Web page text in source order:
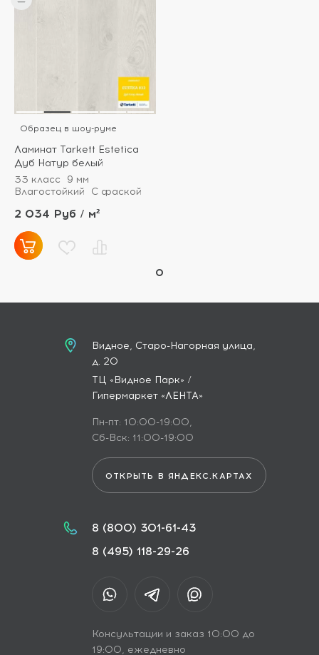
Образец в шоу-руме
Ламинат Tarkett Estetica
Дуб Натур белый
33 класс
9 мм
Влагостойкий
С фаской
2 034 Руб / м²
Видное, Старо-Нагорная улица,
д. 20
ТЦ «Видное Парк» /
Гипермаркет «ЛЕНТА»
Пн-пт: 10:00-19:00,
Сб-Вск: 11:00-19:00
ОТКРЫТЬ В ЯНДЕКС.КАРТАХ
8 (800) 301-61-43
8 (495) 118-29-26
Консультации и заказ 10:00 до
19:00, ежедневно